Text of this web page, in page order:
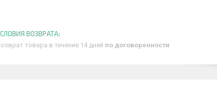
товара в течение 14 дней по договоренности